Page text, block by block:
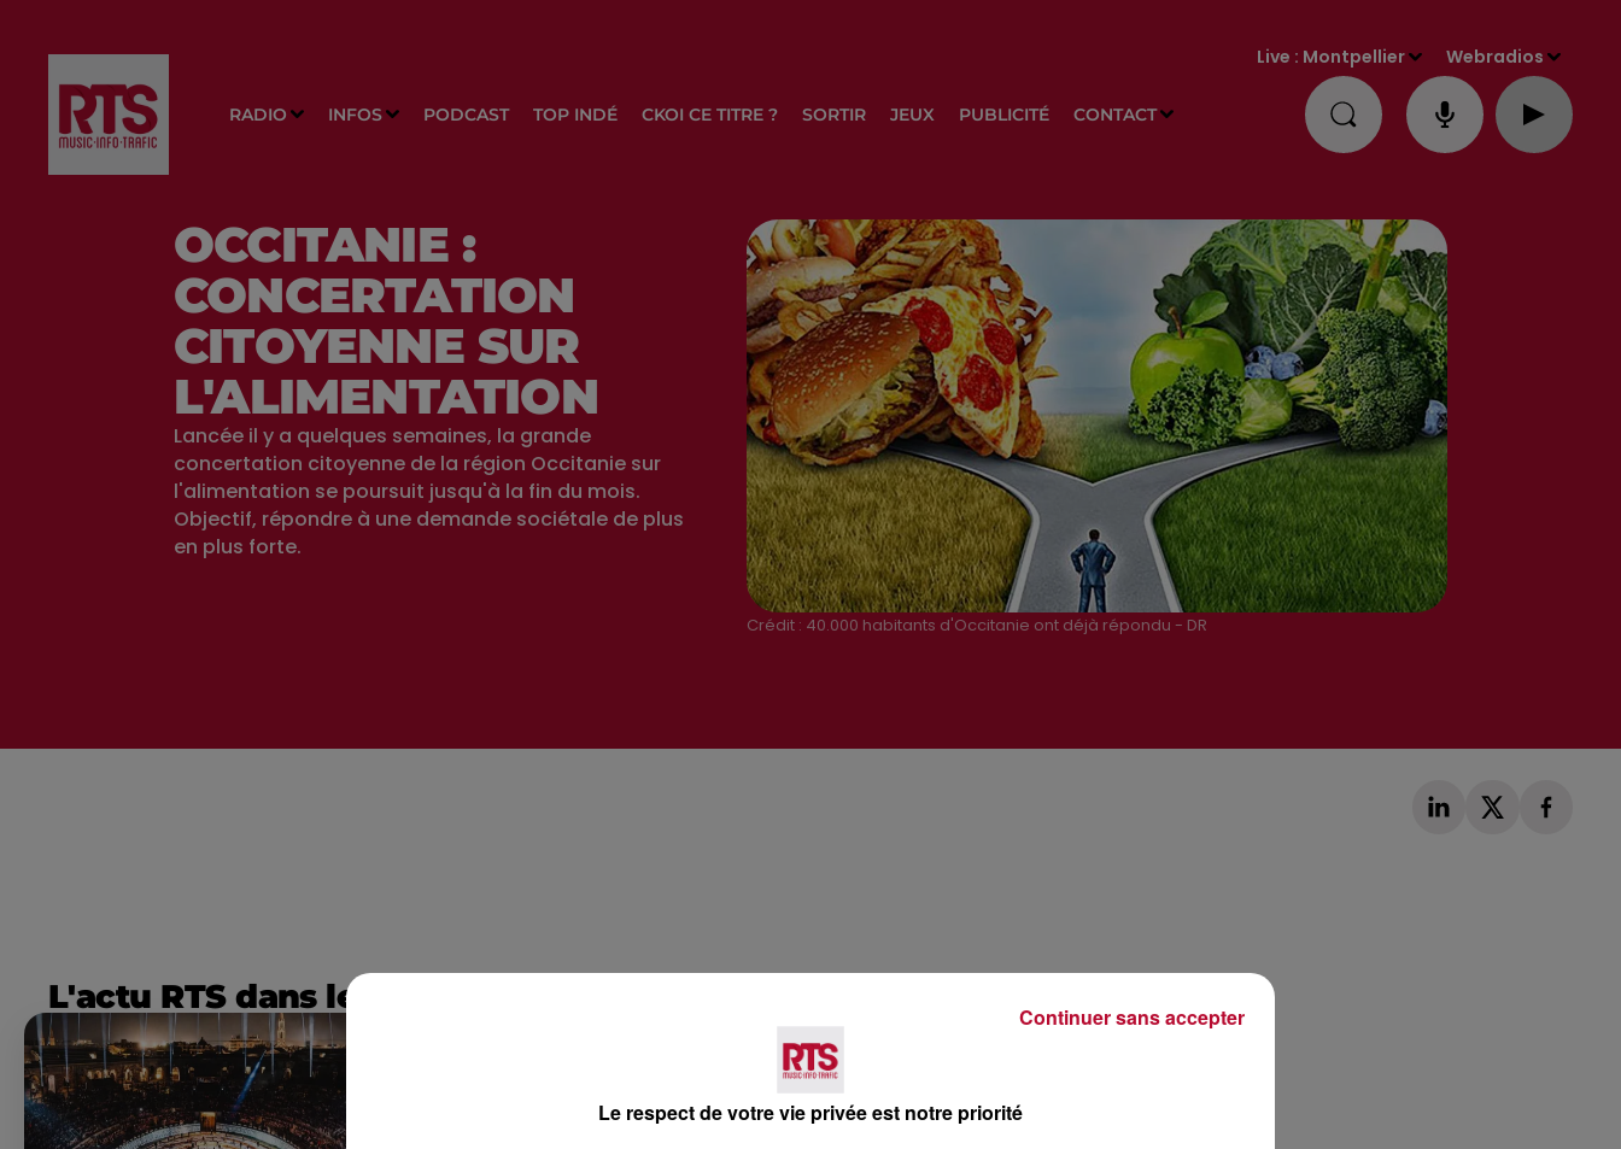
RADIO INFOS PODCAST TOP INDÉ CKOI CE TITRE ? SORTIR JEUX PUBLICITÉ CONTACT
Live : Montpellier Webradios
Crédit : 40.000 habitants d'Occitanie ont déjà répondu - DR
OCCITANIE :
CONCERTATION
CITOYENNE SUR
L'ALIMENTATION
Lancée il y a quelques semaines, la grande
concertation citoyenne de la région Occitanie sur
l'alimentation se poursuit jusqu'à la fin du mois.
Objectif, répondre à une demande sociétale de plus
en plus forte.
L'actu RTS dans le Sud
Le respect de votre vie privée est notre priorité
Continuer sans accepter